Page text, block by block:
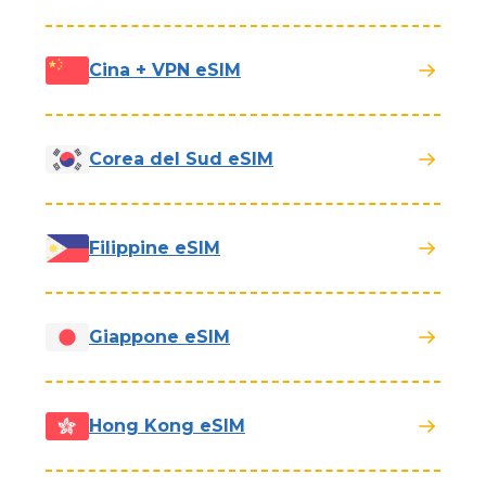
Cina + VPN eSIM
Corea del Sud eSIM
Filippine eSIM
Giappone eSIM
Hong Kong eSIM